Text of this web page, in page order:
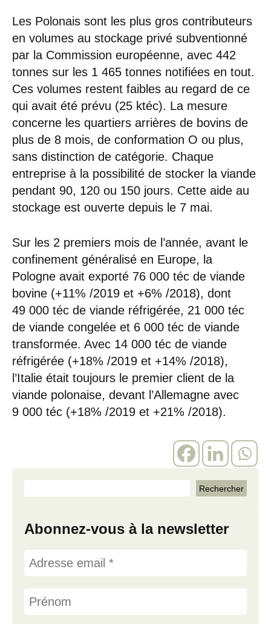
Les Polonais sont les plus gros contributeurs
en volumes au stockage privé subventionné
par la Commission européenne, avec 442
tonnes sur les 1 465 tonnes notifiées en tout.
Ces volumes restent faibles au regard de ce
qui avait été prévu (25 ktéc). La mesure
concerne les quartiers arrières de bovins de
plus de 8 mois, de conformation O ou plus,
sans distinction de catégorie. Chaque
entreprise à la possibilité de stocker la viande
pendant 90, 120 ou 150 jours. Cette aide au
stockage est ouverte depuis le 7 mai.
Sur les 2 premiers mois de l’année, avant le
confinement généralisé en Europe, la
Pologne avait exporté 76 000 téc de viande
bovine (+11% /2019 et +6% /2018), dont
49 000 téc de viande réfrigérée, 21 000 téc
de viande congelée et 6 000 téc de viande
transformée. Avec 14 000 téc de viande
réfrigérée (+18% /2019 et +14% /2018),
l’Italie était toujours le premier client de la
viande polonaise, devant l’Allemagne avec
9 000 téc (+18% /2019 et +21% /2018).
Abonnez-vous à la newsletter